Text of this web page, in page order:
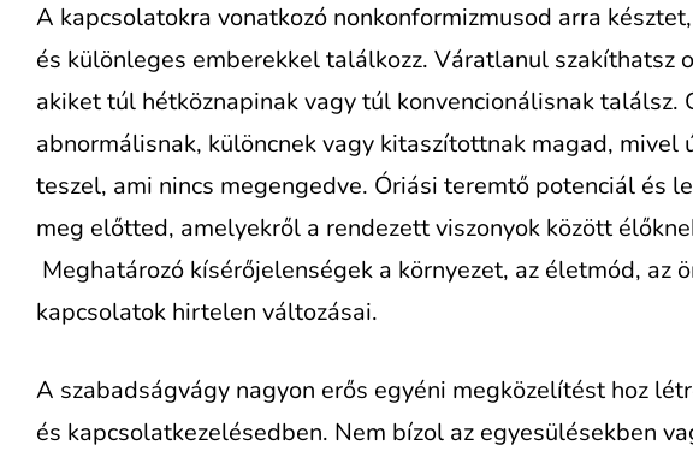
A kapcsolatokra vonatkozó nonkonformizmusod arra
és különleges emberekkel találkozz. Váratlanul szakíthatsz
akiket túl hétköznapinak vagy túl konvencionálisnak találsz.
abnormálisnak, különcnek vagy kitaszítottnak magad, mivel
teszel, ami nincs megengedve. Óriási teremtő potenciál és
meg előtted, amelyekről a rendezett viszonyok között
Meghatározó kísérőjelenségek a környezet, az életmód, az
kapcsolatok hirtelen változásai.
A szabadságvágy nagyon erős egyéni megközelítést hoz
és kapcsolatkezelésedben. Nem bízol az egyesülésekben